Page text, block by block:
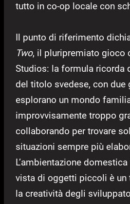
tutto in co-op locale con
Il punto di riferimento
Two, il pluripremiato gioco
Studios: la formula ricorda
del titolo svedese, con due
esplorano un mondo
improvvisamente troppo
collaborando per trovare
situazioni sempre più
L’ambientazione
vista di oggetti piccoli è un
la creatività degli